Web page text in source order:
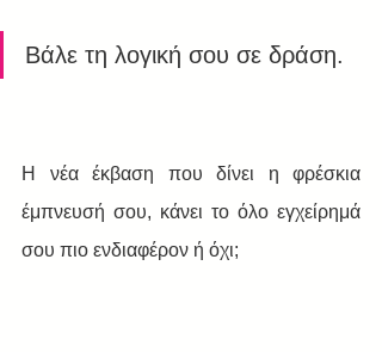
Βάλε τη λογική σου σε δράση.
Η νέα έκβαση που δίνει η φρέσκια
έμπνευσή σου, κάνει το όλο εγχείρημά
σου πιο ενδιαφέρον ή όχι;